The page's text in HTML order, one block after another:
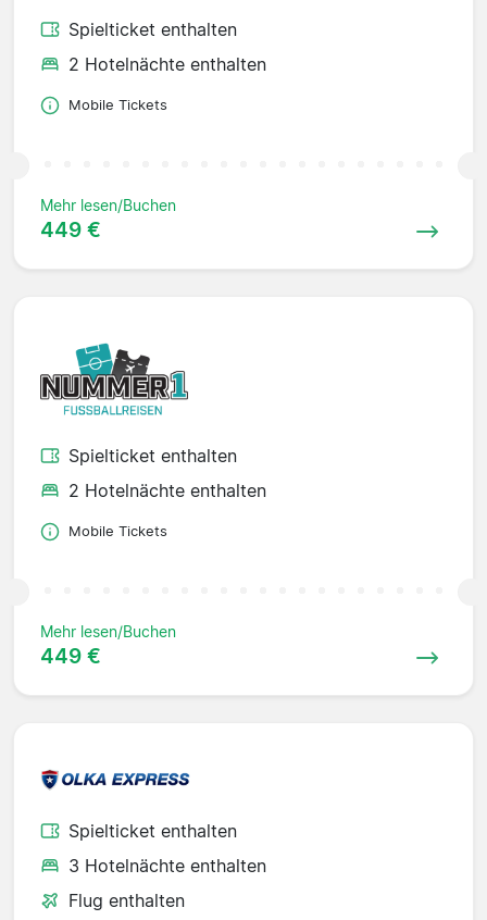
Spielticket enthalten
2 Hotelnächte enthalten
Mobile Tickets
Mehr lesen/Buchen
449 €
Spielticket enthalten
2 Hotelnächte enthalten
Mobile Tickets
Mehr lesen/Buchen
449 €
Spielticket enthalten
3 Hotelnächte enthalten
Flug enthalten